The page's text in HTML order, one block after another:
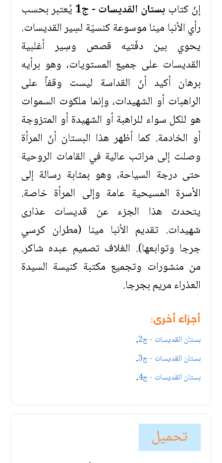
إنّ كتاب بستان القديسات - ج1 يُعتبر بحسب
رأي الأنبا مينا موسوعة كنسيّة لسِير القديسات.
يحوي بين دفّتيه قصص وسِير أغلبية
القديسات على جميع المستويات، وهو برأيه
برهان أكيد أنّ القداسة ليست وقفاً على
الراهبات أو الشهيدات، وإنما ملكوت السموات
هو للكل سواء للراهبة أو الشهيدة أو المتزوجة
أو الخادمة. كما أظهر هذا البستان أنّ المرأة
وصلت إلى مراتب عالية في القامات الروحية
حتى درجة السياحة، وهو بمثابة رسالة إلى
الأسرة المسيحية عامة وإلى المرأة خاصة.
يتحدث هذا الجزء عن قديسات عذارى
شهيدات. تقديم الأنبا مينا (مطران كرسي
جرجا وتوابعها). الغلاف تصميم عبده شاكر.
من منشورات وتجميع مكتبة كنيسة السيدة
العذراء مريم بجرجا.
أجزاء أخرى:
بستان القديسات - ج2 .
بستان القديسات - ج3 .
بستان القديسات - ج4 .
تحميل